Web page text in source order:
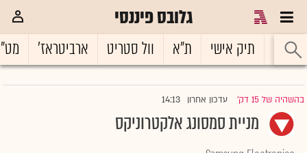
גלובס פיננסי
ראשי תיק אישי ת"א וול סטריט ארביטראז'
בהשהיה של 15 דק' |עדכון אחרון 14:13
מניית סמסונג אלקטרוניקס